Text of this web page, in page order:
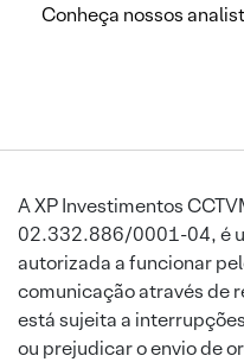
Conheça nossos
A XP Investimentos
02.332.886/0001-04, é
autorizada a funcionar
comunicação através de
está sujeita a
ou prejudicar o envio de